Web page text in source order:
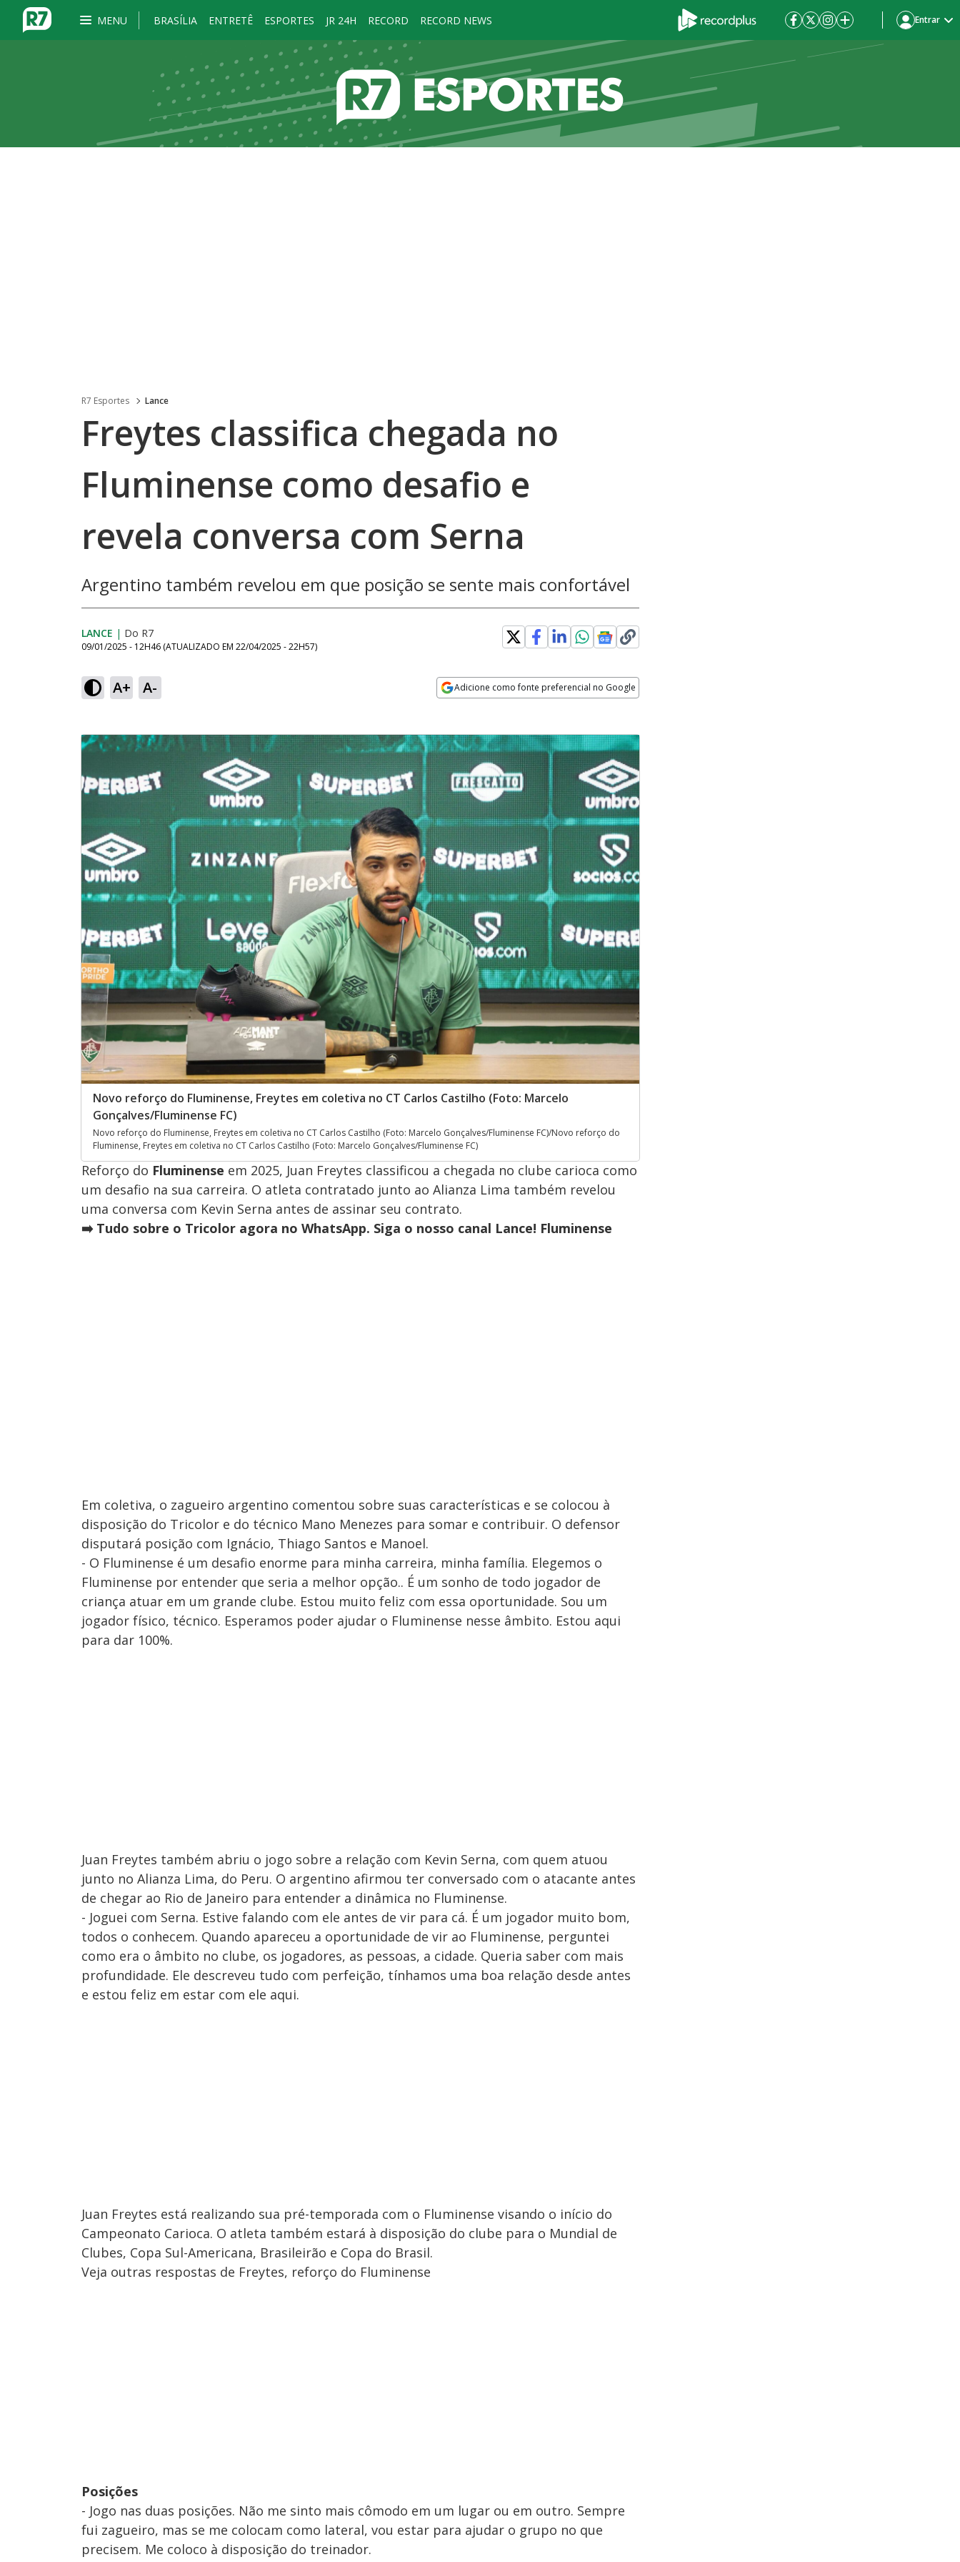
MENU BRASÍLIA ENTRETÊ ESPORTES JR 24H RECORD RECORD NEWS Entrar
R7 Esportes Lance
Freytes classifica chegada no
Fluminense como desafio e
revela conversa com Serna
Argentino também revelou em que posição se sente mais confortável
LANCE | Do R7
09/01/2025 - 12H46 (ATUALIZADO EM 22/04/2025 - 22H57)
A+ A- Adicione como fonte preferencial no Google
Novo reforço do Fluminense, Freytes em coletiva no CT Carlos Castilho (Foto: Marcelo
Gonçalves/Fluminense FC)
Novo reforço do Fluminense, Freytes em coletiva no CT Carlos Castilho (Foto: Marcelo Gonçalves/Fluminense FC)/Novo reforço do
Fluminense, Freytes em coletiva no CT Carlos Castilho (Foto: Marcelo Gonçalves/Fluminense FC)
Reforço do Fluminense em 2025, Juan Freytes classificou a chegada no clube carioca como
um desafio na sua carreira. O atleta contratado junto ao Alianza Lima também revelou
uma conversa com Kevin Serna antes de assinar seu contrato.
➡️ Tudo sobre o Tricolor agora no WhatsApp. Siga o nosso canal Lance! Fluminense
Em coletiva, o zagueiro argentino comentou sobre suas características e se colocou à
disposição do Tricolor e do técnico Mano Menezes para somar e contribuir. O defensor
disputará posição com Ignácio, Thiago Santos e Manoel.
- O Fluminense é um desafio enorme para minha carreira, minha família. Elegemos o
Fluminense por entender que seria a melhor opção.. É um sonho de todo jogador de
criança atuar em um grande clube. Estou muito feliz com essa oportunidade. Sou um
jogador físico, técnico. Esperamos poder ajudar o Fluminense nesse âmbito. Estou aqui
para dar 100%.
Juan Freytes também abriu o jogo sobre a relação com Kevin Serna, com quem atuou
junto no Alianza Lima, do Peru. O argentino afirmou ter conversado com o atacante antes
de chegar ao Rio de Janeiro para entender a dinâmica no Fluminense.
- Joguei com Serna. Estive falando com ele antes de vir para cá. É um jogador muito bom,
todos o conhecem. Quando apareceu a oportunidade de vir ao Fluminense, perguntei
como era o âmbito no clube, os jogadores, as pessoas, a cidade. Queria saber com mais
profundidade. Ele descreveu tudo com perfeição, tínhamos uma boa relação desde antes
e estou feliz em estar com ele aqui.
Juan Freytes está realizando sua pré-temporada com o Fluminense visando o início do
Campeonato Carioca. O atleta também estará à disposição do clube para o Mundial de
Clubes, Copa Sul-Americana, Brasileirão e Copa do Brasil.
Veja outras respostas de Freytes, reforço do Fluminense
Posições
- Jogo nas duas posições. Não me sinto mais cômodo em um lugar ou em outro. Sempre
fui zagueiro, mas se me colocam como lateral, vou estar para ajudar o grupo no que
precisem. Me coloco à disposição do treinador.